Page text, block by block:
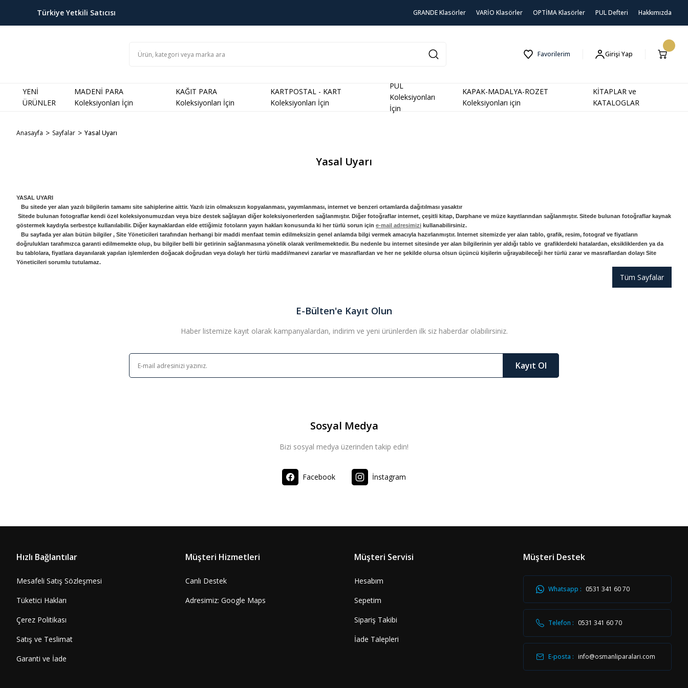
Türkiye Yetkili Satıcısı GRANDE Klasörler VARİO Klasörler OPTİMA Klasörler PUL Defteri Hakkımızda
Favorilerim Girişi Yap
YENİ
ÜRÜNLER
MADENİ PARA
Koleksiyonları İçin
KAĞIT PARA
Koleksiyonları İçin
KARTPOSTAL - KART
Koleksiyonları İçin
PUL
Koleksiyonları
İçin
KAPAK-MADALYA-ROZET
Koleksiyonları için
KİTAPLAR ve
KATALOGLAR
Anasayfa Sayfalar Yasal Uyarı
Yasal Uyarı
YASAL UYARI
Bu sitede yer alan yazılı bilgilerin tamamı site sahiplerine aittir. Yazılı izin olmaksızın kopyalanması, yayımlanması, internet ve benzeri ortamlarda dağıtılması yasaktır
Sitede bulunan fotograflar kendi özel koleksiyonumuzdan veya bize destek sağlayan diğer koleksiyonerlerden sağlanmıştır. Diğer fotoğraflar internet, çeşitli kitap, Darphane ve müze kayıtlarından sağlanmıştır. Sitede bulunan fotoğraflar kaynak
göstermek kaydıyla serbestçe kullanılabilir. Diğer kaynaklardan elde ettiğimiz fotoların yayın hakları konusunda ki her türlü sorun için e-mail adresimizi kullanabilirsiniz.
Bu sayfada yer alan bütün bilgiler , Site Yöneticileri tarafından herhangi bir maddi menfaat temin edilmeksizin genel anlamda bilgi vermek amacıyla hazırlanmıştır. Internet sitemizde yer alan tablo, grafik, resim, fotograf ve fiyatların
doğrulukları tarafımızca garanti edilmemekte olup, bu bilgiler belli bir getirinin sağlanmasına yönelik olarak verilmemektedir. Bu nedenle bu internet sitesinde yer alan bilgilerinin yer aldığı tablo ve grafiklerdeki hatalardan, eksikliklerden ya da
bu tablolara, fiyatlara dayanılarak yapılan işlemlerden doğacak doğrudan veya dolaylı her türlü maddi/manevi zararlar ve masraflardan ve her ne şekilde olursa olsun üçüncü kişilerin uğrayabileceği her türlü zarar ve masraflardan dolayı Site
Yöneticileri sorumlu tutulamaz.
Tüm Sayfalar
E-Bülten'e Kayıt Olun
Haber listemize kayıt olarak kampanyalardan, indirim ve yeni ürünlerden ilk siz haberdar olabilirsiniz.
Kayıt Ol
Sosyal Medya
Bizi sosyal medya üzerinden takip edin!
Facebook İnstagram
Hızlı Bağlantılar
Mesafeli Satış Sözleşmesi
Tüketici Hakları
Çerez Politikası
Satış ve Teslimat
Garanti ve İade
Müşteri Hizmetleri
Canlı Destek
Adresimiz: Google Maps
Müşteri Servisi
Hesabım
Sepetim
Sipariş Takibi
İade Talepleri
Müşteri Destek
Whatsapp : 0531 341 60 70
Telefon : 0531 341 60 70
E-posta : info@osmanliparalari.com